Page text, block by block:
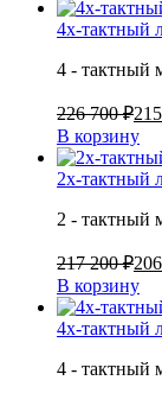
4х-тактный
4 - тактный
226 700 ₽
В корзину
2х-тактный
2 - тактный
217 200 ₽
В корзину
4х-тактный
4 - тактный